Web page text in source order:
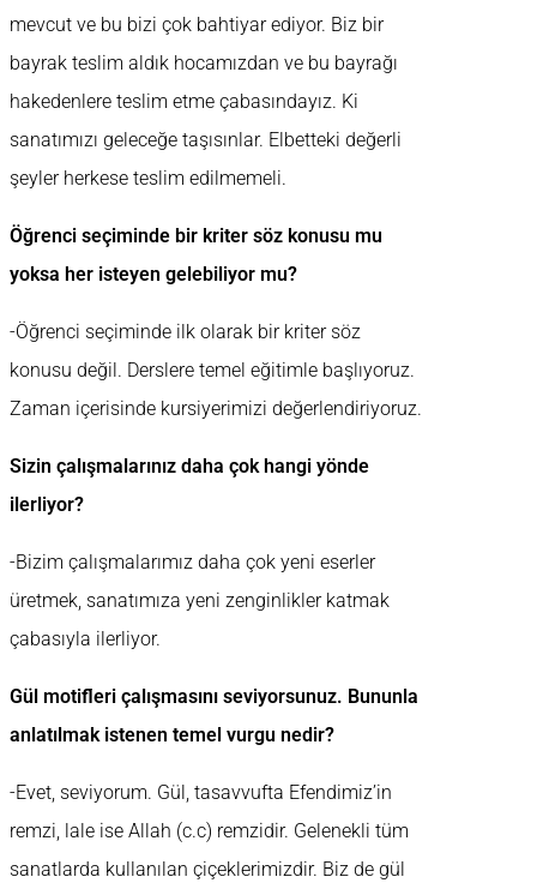
mevcut ve bu bizi çok bahtiyar ediyor. Biz bir
bayrak teslim aldık hocamızdan ve bu bayrağı
hakedenlere teslim etme çabasındayız. Ki
sanatımızı geleceğe taşısınlar. Elbetteki değerli
şeyler herkese teslim edilmemeli.
Öğrenci seçiminde bir kriter söz konusu mu
yoksa her isteyen gelebiliyor mu?
-Öğrenci seçiminde ilk olarak bir kriter söz
konusu değil. Derslere temel eğitimle başlıyoruz.
Zaman içerisinde kursiyerimizi değerlendiriyoruz.
Sizin çalışmalarınız daha çok hangi yönde
ilerliyor?
-Bizim çalışmalarımız daha çok yeni eserler
üretmek, sanatımıza yeni zenginlikler katmak
çabasıyla ilerliyor.
Gül motifleri çalışmasını seviyorsunuz. Bununla
anlatılmak istenen temel vurgu nedir?
-Evet, seviyorum. Gül, tasavvufta Efendimiz’in
remzi, lale ise Allah (c.c) remzidir. Gelenekli tüm
sanatlarda kullanılan çiçeklerimizdir. Biz de gül